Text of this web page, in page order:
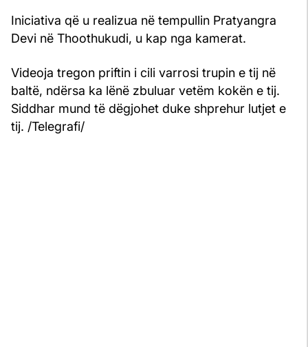
Iniciativa që u realizua në tempullin Pratyangra
Devi në Thoothukudi, u kap nga kamerat.
Videoja tregon priftin i cili varrosi trupin e tij në
baltë, ndërsa ka lënë zbuluar vetëm kokën e tij.
Siddhar mund të dëgjohet duke shprehur lutjet e
tij. /Telegrafi/